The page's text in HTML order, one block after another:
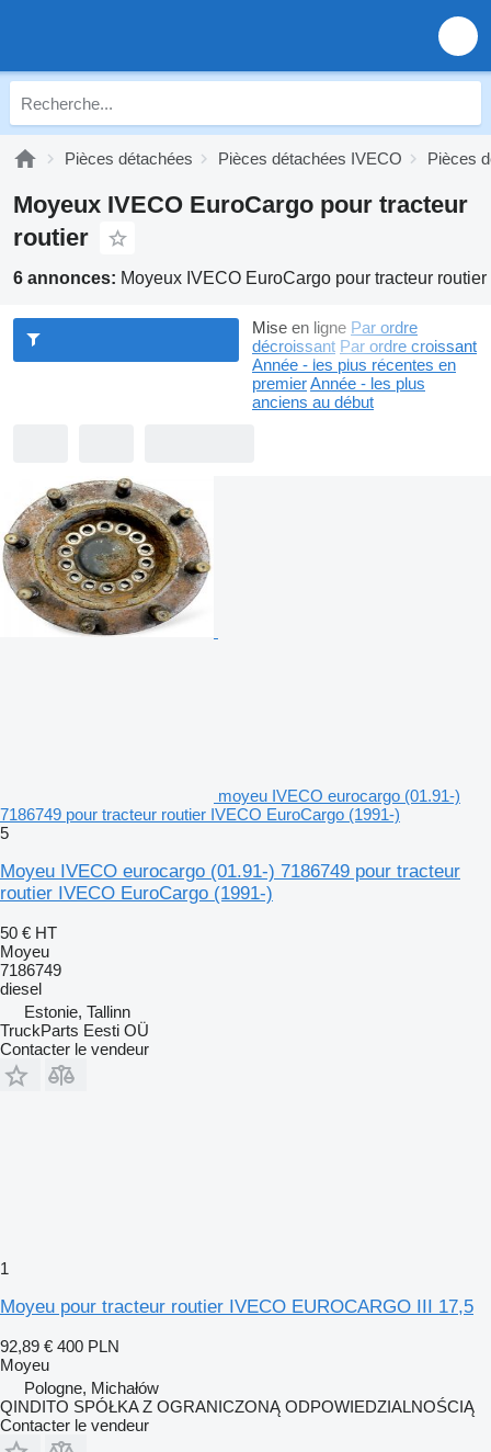
Pièces détachées Pièces détachées IVECO Pièces
Moyeux IVECO EuroCargo pour tracteur
routier
6 annonces: Moyeux IVECO EuroCargo pour tracteur routier
Mise en ligne Par ordre
décroissant Par ordre croissant
Année - les plus récentes en
premierAnnée - les plus
anciens au début
moyeu IVECO eurocargo (01.91-)
7186749 pour tracteur routier IVECO EuroCargo (1991-)
5
Moyeu IVECO eurocargo (01.91-) 7186749 pour tracteur
routier IVECO EuroCargo (1991-)
50 € HT
Moyeu
7186749
diesel
Estonie, Tallinn
TruckParts Eesti OÜ
Contacter le vendeur
1
Moyeu pour tracteur routier IVECO EUROCARGO III 17,5
92,89 € 400 PLN
Moyeu
Pologne, Michałów
QINDITO SPÓŁKA Z OGRANICZONĄ ODPOWIEDZIALNOŚCIĄ
Contacter le vendeur